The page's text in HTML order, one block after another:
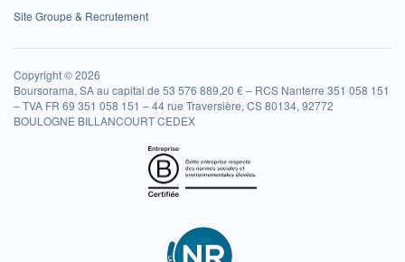
Site Groupe & Recrutement
Copyright © 2026
Boursorama, SA au capital de 53 576 889,20 € – RCS Nanterre 351 058 151
– TVA FR 69 351 058 151 – 44 rue Traversière, CS 80134, 92772
BOULOGNE BILLANCOURT CEDEX